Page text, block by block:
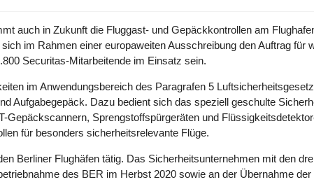
auch in Zukunft die Fluggast- und Gepäckkontrollen am
im Rahmen einer europaweiten Ausschreibung den Auftrag für
Securitas-Mitarbeitende im Einsatz sein.
im Anwendungsbereich des Paragrafen 5
Aufgabegepäck. Dazu bedient sich das speziell geschulte
Gepäckscannern, Sprengstoffspürgeräten und
für besonders sicherheitsrelevante Flüge.
Berliner Flughäfen tätig. Das Sicherheitsunternehmen mit den
des BER im Herbst 2020 sowie an der Übernahme